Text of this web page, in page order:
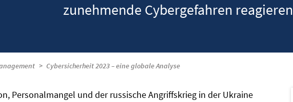
zunehmende Cybergefahren reagieren
Cybersicherheit 2023 – eine globale Analyse
Personalmangel und der russische Angriffskrieg in der Ukraine